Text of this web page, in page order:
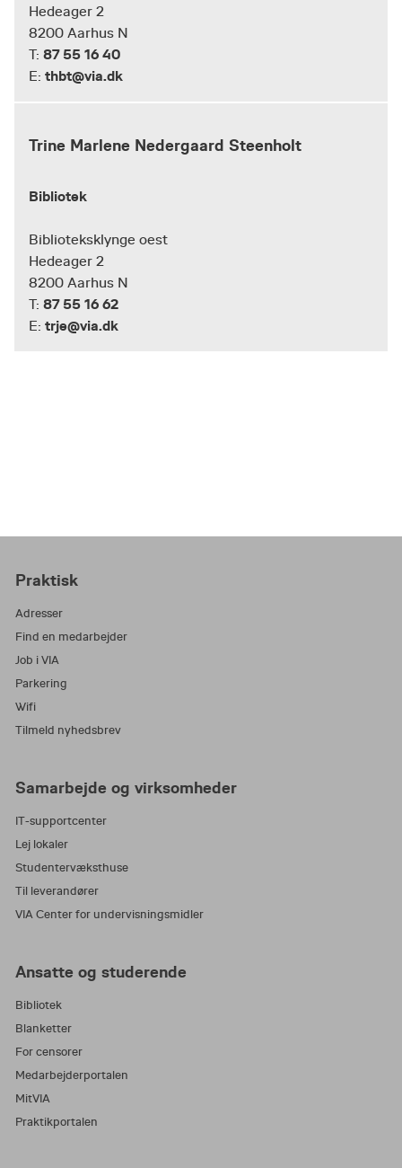
Hedeager 2
8200 Aarhus N
T: 87 55 16 40
E: thbt@via.dk
Trine Marlene Nedergaard Steenholt
Bibliotek
Biblioteksklynge oest
Hedeager 2
8200 Aarhus N
T: 87 55 16 62
E: trje@via.dk
Praktisk
Adresser
Find en medarbejder
Job i VIA
Parkering
Wifi
Tilmeld nyhedsbrev
Samarbejde og virksomheder
IT-supportcenter
Lej lokaler
Studentervæksthuse
Til leverandører
VIA Center for undervisningsmidler
Ansatte og studerende
Bibliotek
Blanketter
For censorer
Medarbejderportalen
MitVIA
Praktikportalen